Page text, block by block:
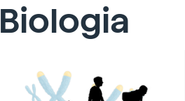
Biologia